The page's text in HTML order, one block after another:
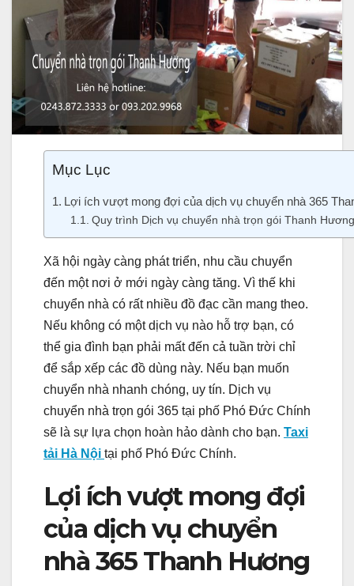
Mục Lục
Lợi ích vượt mong đợi của dịch vụ chuyển nhà 365
Quy trình Dịch vụ chuyển nhà trọn gói Thanh Hương
Xã hội ngày càng phát triển, nhu cầu chuyển
đến một nơi ở mới ngày càng tăng. Vì thế khi
chuyển nhà có rất nhiều đồ đạc cần mang theo.
Nếu không có một dịch vụ nào hỗ trợ bạn, có
thể gia đình bạn phải mất đến cả tuần trời chỉ
để sắp xếp các đồ dùng này. Nếu bạn muốn
chuyển nhà nhanh chóng, uy tín. Dịch vụ
chuyển nhà trọn gói 365 tại phố Phó Đức Chính
sẽ là sự lựa chọn hoàn hảo dành cho bạn. Taxi
tải Hà Nội tại phố Phó Đức Chính.
Lợi ích vượt mong đợi
của dịch vụ chuyển
nhà 365 Thanh Hương